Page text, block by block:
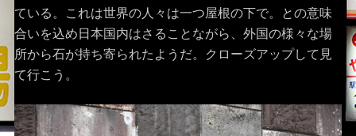
ている。これは世界の人々は一つ屋根の下で。との意味
合いを込め日本国内はさることながら、外国の様々な場
所から石が持ち寄られたようだ。クローズアップして見
て行こう。